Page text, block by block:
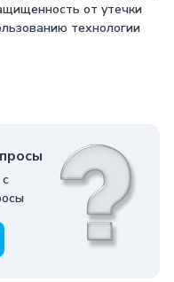
от утечки
технологии